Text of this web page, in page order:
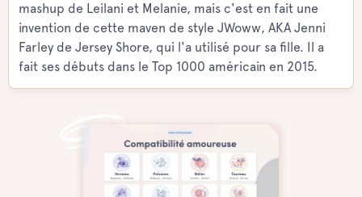
mashup de Leilani et Melanie, mais c'est en fait une
invention de cette maven de style JWoww, AKA Jenni
Farley de Jersey Shore, qui l'a utilisé pour sa fille. Il a
fait ses débuts dans le Top 1000 américain en 2015.